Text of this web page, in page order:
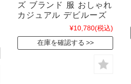
ズ ブランド 服 おしゃれ
カジュアル デビルーズ
¥10,780(税込)
在庫を確認する